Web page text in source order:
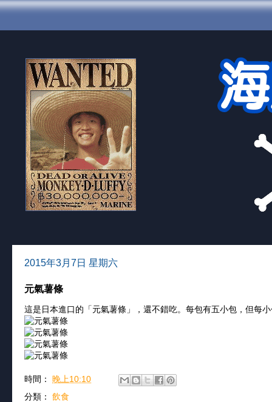
2015年3月7日 星期六
元氣薯條
這是日本進口的「元氣薯條」，還不錯吃。每包有五小包，但每
時間： 晚上10:10
分類： 飲食